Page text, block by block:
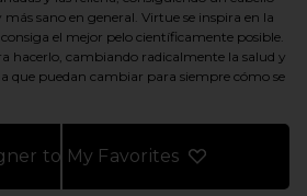
sano en general. Virtue se inspira en la
el mejor pelo científicamente posible.
hacerlo, cambiando radicalmente la salud y
que puedan cambiar para siempre cómo se
to My Favorites